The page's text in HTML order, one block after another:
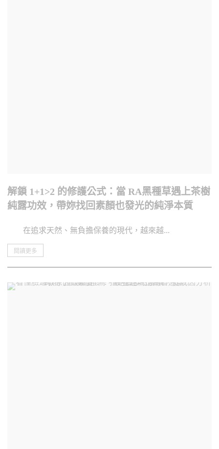
解鎖 1+1>2 的修護公式：當 RA黑種草遇上茶樹
純露功效，帶妳找回素顏也發光的純淨本質
在追求天然、無負擔保養的現代，越來越...
閱讀更多